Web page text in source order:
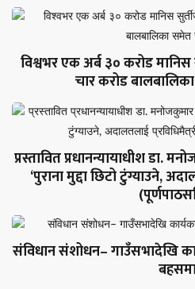
विश्वभर एक अर्ब ३० करोड मानिस
चार करोड
प्रस्तावित प्रधानन्यायाधीश डा.
‘पुराना मुद्दा छिटो टुंग्याउने,
संविधान संशोधन– गाउँसभादेखि